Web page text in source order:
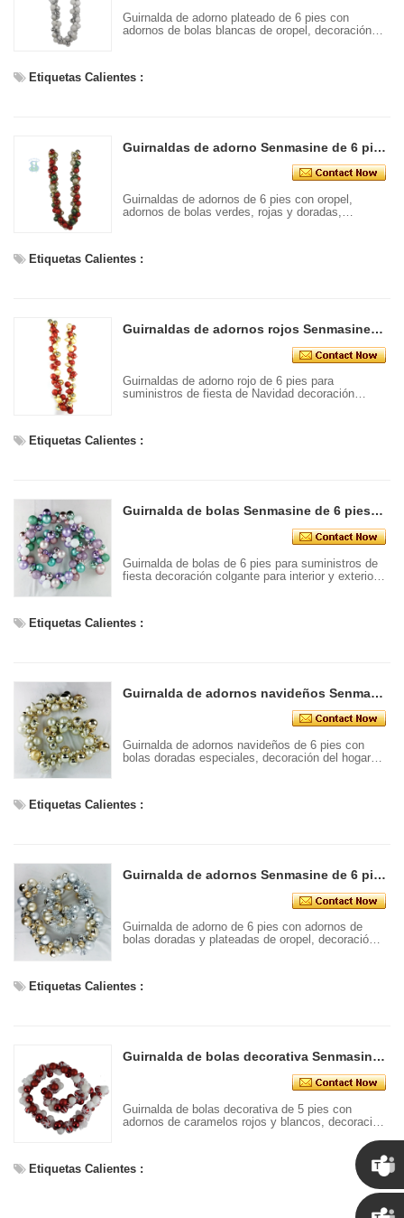
Guirnalda de adorno plateado de 6 pies con
adornos de bolas blancas de oropel, decoración
Etiquetas Calientes :
Guirnaldas de adorno Senmasine de 6 pies con oropel, adornos de bolas verdes, rojas y doradas, decoración para colgar en el hogar, festival, puerta delantera
Guirnaldas de adornos de 6 pies con oropel,
adornos de bolas verdes, rojas y doradas,
Etiquetas Calientes :
Guirnaldas de adornos rojos Senmasine de 6 pies para suministros de fiesta de Navidad, decoración colgante para interiores y exteriores para el hogar y la Oficina
Guirnaldas de adorno rojo de 6 pies para
suministros de fiesta de Navidad decoración
Etiquetas Calientes :
Guirnalda de bolas Senmasine de 6 pies para suministros de fiesta, decoración colgante para interior y exterior, hogar y oficina
Guirnalda de bolas de 6 pies para suministros de
fiesta decoración colgante para interior y exterior
Etiquetas Calientes :
Guirnalda de adornos navideños Senmasine de 6 pies con bolas doradas especiales, decoración del hogar para la puerta principal de la fiesta de Navidad
Guirnalda de adornos navideños de 6 pies con
bolas doradas especiales, decoración del hogar
Etiquetas Calientes :
Guirnalda de adornos Senmasine de 6 pies con oropel, adornos de bolas doradas y plateadas, decoración colgante para el hogar para interiores y exteriores
Guirnalda de adorno de 6 pies con adornos de
bolas doradas y plateadas de oropel, decoración
Etiquetas Calientes :
Guirnalda de bolas decorativa Senmasine de 5 pies con adornos de caramelos rojos y blancos, decoración para fiestas navideñas
Guirnalda de bolas decorativa de 5 pies con
adornos de caramelos rojos y blancos, decoración
Etiquetas Calientes :
Chris